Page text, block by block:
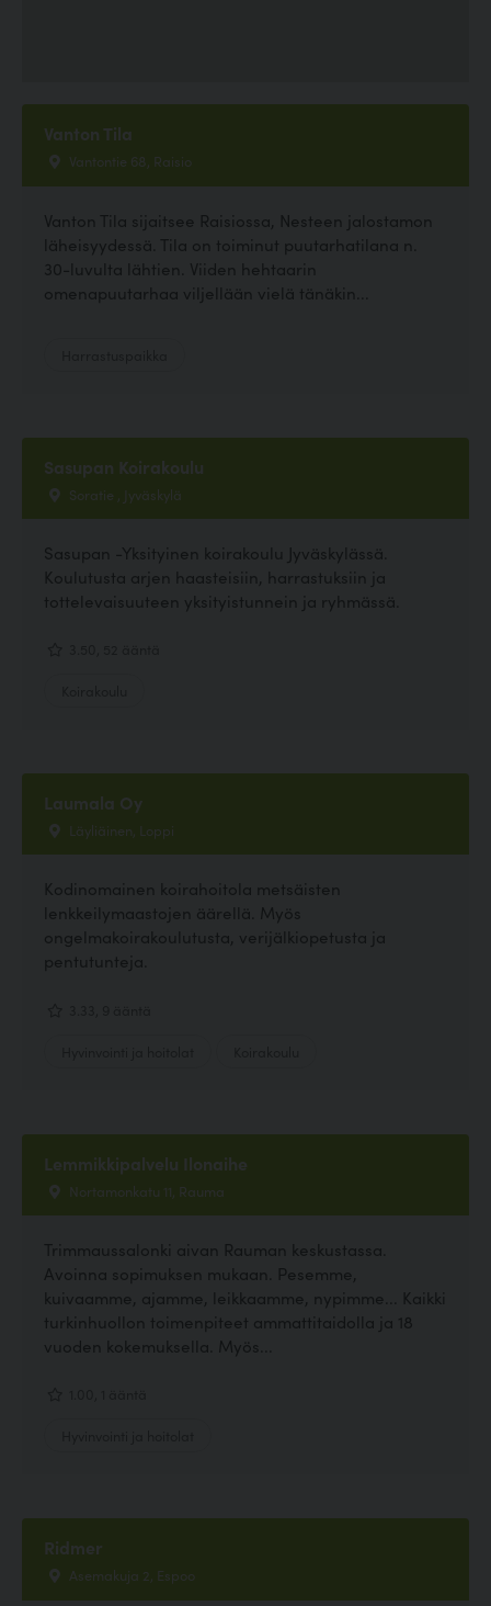
Vanton Tila
Vantontie 68, Raisio
Vanton Tila sijaitsee Raisiossa, Nesteen jalostamon
läheisyydessä. Tila on toiminut puutarhatilana n.
30-luvulta lähtien. Viiden hehtaarin
omenapuutarhaa viljellään vielä tänäkin...
Sasupan Koirakoulu
Soratie , Jyväskylä
Sasupan -Yksityinen koirakoulu Jyväskylässä.
Koulutusta arjen haasteisiin, harrastuksiin ja
tottelevaisuuteen yksityistunnein ja ryhmässä.
Laumala Oy
Läyliäinen, Loppi
Kodinomainen koirahoitola metsäisten
lenkkeilymaastojen äärellä. Myös
ongelmakoirakoulutusta, verijälkiopetusta ja
pentutunteja.
Lemmikkipalvelu Ilonaihe
Nortamonkatu 11, Rauma
Trimmaussalonki aivan Rauman keskustassa.
Avoinna sopimuksen mukaan. Pesemme,
kuivaamme, ajamme, leikkaamme, nypimme... Kaikki
turkinhuollon toimenpiteet ammattitaidolla ja 18
vuoden kokemuksella. Myös...
Ridmer
Asemakuja 2, Espoo